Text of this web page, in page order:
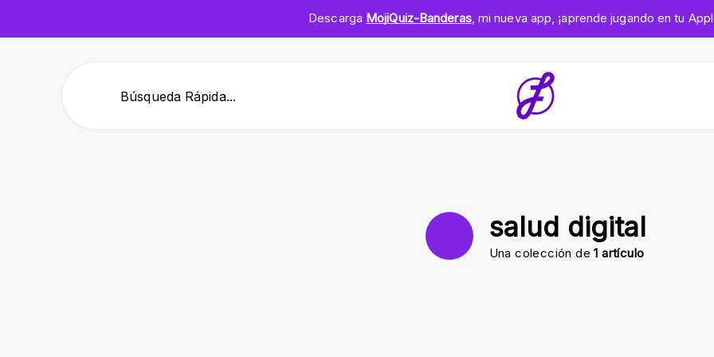
Descarga MojiQuiz-Banderas, mi nueva app, ¡aprende jugando en tu
Búsqueda Rápida...
salud digital
Una colección de1 artículo